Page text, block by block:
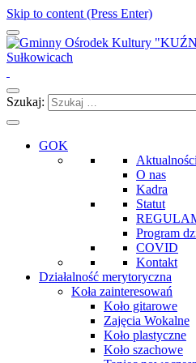
Skip to content (Press Enter)
Szukaj:
GOK
Aktualności
O nas
Kadra
Statut
Program
COVID
Kontakt
Działalność merytoryczna
Koła zainteresowań
Koło gitarowe
Zajęcia Wokalne
Koło plastyczne
Koło szachowe